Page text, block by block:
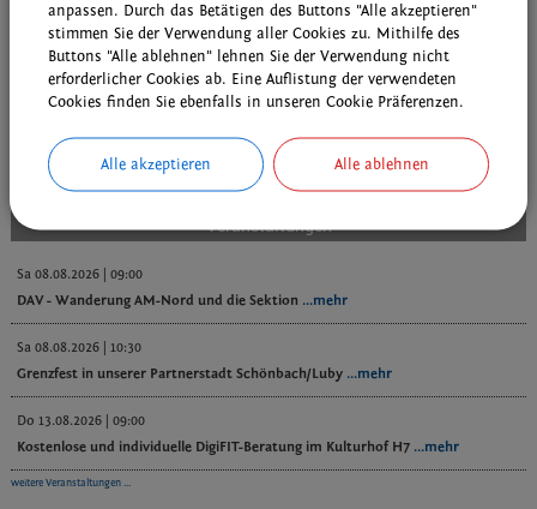
Veranstaltungen
Sa 08.08.2026 | 09:00
DAV - Wanderung AM-Nord und die Sektion ...mehr
Sa 08.08.2026 | 10:30
Grenzfest in unserer Partnerstadt Schönbach/Luby ...mehr
Do 13.08.2026 | 09:00
Kostenlose und individuelle DigiFIT-Beratung im Kulturhof H7 ...mehr
weitere Veranstaltungen ...
Weiterführende Links
Vereine und caritative Einrichtungen; Beantragung eines Zuschusses
zurück
anpassen. Durch das Betätigen des Buttons "Alle akzeptieren"
stimmen Sie der Verwendung aller Cookies zu. Mithilfe des
Buttons "Alle ablehnen" lehnen Sie der Verwendung nicht
erforderlicher Cookies ab. Eine Auflistung der verwendeten
Cookies finden Sie ebenfalls in unseren Cookie Präferenzen.
Alle akzeptieren Alle ablehnen